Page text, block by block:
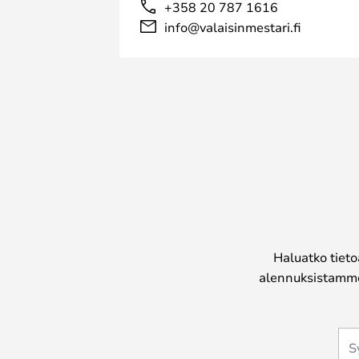
+358 20 787 1616
info@valaisinmestari.fi
Haluatko